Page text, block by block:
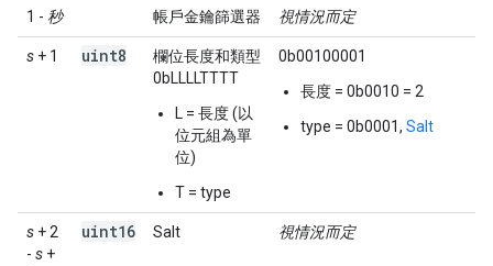
1 - 秒 帳戶金鑰篩選器 視情況而定
s + 1 uint8
欄位長度和類型
0bLLLLTTTT
L = 長度 (以
位元組為單
位)
T = type
0b00100001
長度 = 0b0010 = 2
type = 0b0001, Salt
s + 2
- s +
uint16 Salt 視情況而定